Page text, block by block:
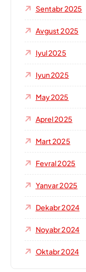
Sentabr 2025
Avgust 2025
Iyul 2025
Iyun 2025
May 2025
Aprel 2025
Mart 2025
Fevral 2025
Yanvar 2025
Dekabr 2024
Noyabr 2024
Oktabr 2024